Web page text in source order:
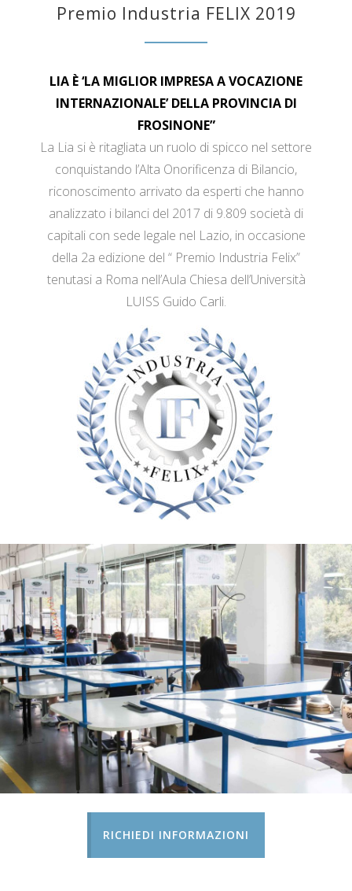
Premio Industria FELIX 2019
LIA È ‘LA MIGLIOR IMPRESA A VOCAZIONE
INTERNAZIONALE’ DELLA PROVINCIA DI
FROSINONE”
La Lia si è ritagliata un ruolo di spicco nel settore
conquistando l’Alta Onorificenza di Bilancio,
riconoscimento arrivato da esperti che hanno
analizzato i bilanci del 2017 di 9.809 società di
capitali con sede legale nel Lazio, in occasione
della 2a edizione del “ Premio Industria Felix”
tenutasi a Roma nell’Aula Chiesa dell’Università
LUISS Guido Carli.
RICHIEDI INFORMAZIONI